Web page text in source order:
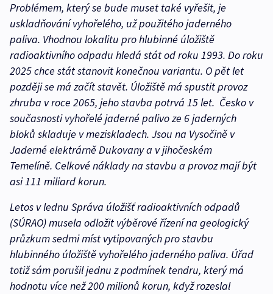
Problémem, který se bude muset také vyřešit, je
uskladňování vyhořelého, už použitého jaderného
paliva. Vhodnou lokalitu pro hlubinné úložiště
radioaktivního odpadu hledá stát od roku 1993. Do roku
2025 chce stát stanovit konečnou variantu. O pět let
později se má začít stavět. Úložiště má spustit provoz
zhruba v roce 2065, jeho stavba potrvá 15 let. Česko v
současnosti vyhořelé jaderné palivo ze 6 jaderných
bloků skladuje v meziskladech. Jsou na Vysočině v
Jaderné elektrárně Dukovany a v jihočeském
Temelíně. Celkové náklady na stavbu a provoz mají být
asi 111 miliard korun.
Letos v lednu Správa úložišť radioaktivních odpadů
(SÚRAO) musela odložit výběrové řízení na geologický
průzkum sedmi míst vytipovaných pro stavbu
hlubinného úložiště vyhořelého jaderného paliva. Úřad
totiž sám porušil jednu z podmínek tendru, který má
hodnotu více než 200 milionů korun, když rozeslal